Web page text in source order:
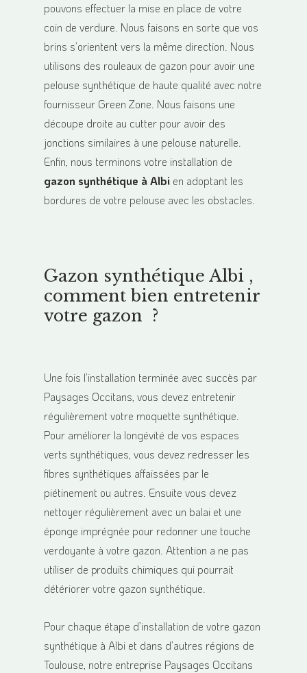
pouvons effectuer la mise en place de votre
coin de verdure. Nous faisons en sorte que vos
brins s’orientent vers la même direction. Nous
utilisons des rouleaux de gazon pour avoir une
pelouse synthétique de haute qualité avec notre
fournisseur Green Zone. Nous faisons une
découpe droite au cutter pour avoir des
jonctions similaires à une pelouse naturelle.
Enfin, nous terminons votre installation de
gazon synthétique à Albi en adoptant les
bordures de votre pelouse avec les obstacles.
Gazon synthétique Albi ,
comment bien entretenir
votre gazon ?
Une fois l’installation terminée avec succès par
Paysages Occitans, vous devez entretenir
régulièrement votre moquette synthétique.
Pour améliorer la longévité de vos espaces
verts synthétiques, vous devez redresser les
fibres synthétiques affaissées par le
piétinement ou autres. Ensuite vous devez
nettoyer régulièrement avec un balai et une
éponge imprégnée pour redonner une touche
verdoyante à votre gazon. Attention a ne pas
utiliser de produits chimiques qui pourrait
détériorer votre gazon synthétique.
Pour chaque étape d’installation de votre gazon
synthétique à Albi et dans d’autres régions de
Toulouse, notre entreprise Paysages Occitans